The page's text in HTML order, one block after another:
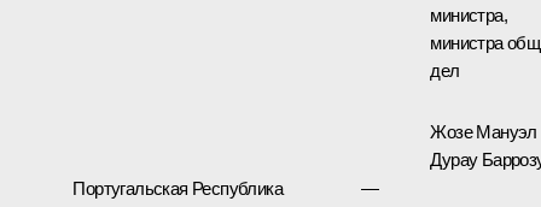
министра,
министра
дел
Португальская Республика —
Жозе Мануэл
Дурау